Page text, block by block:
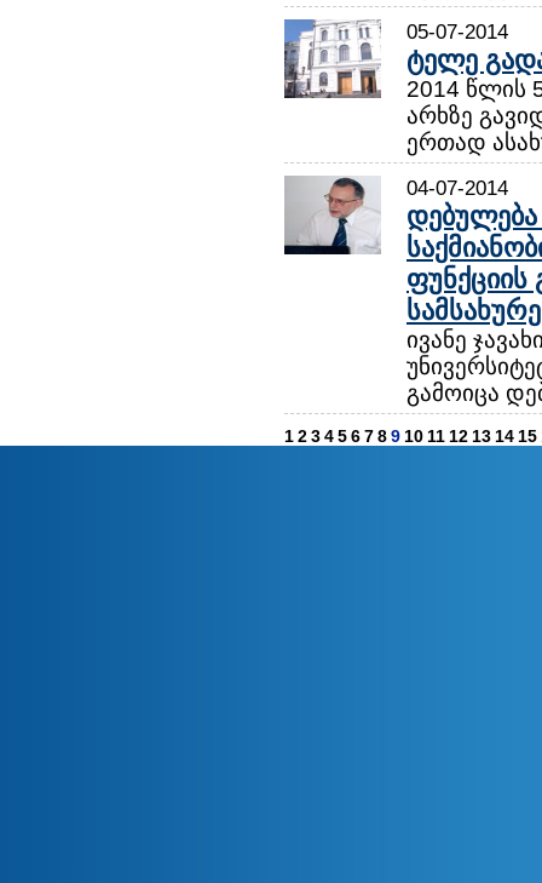
05-07-2014
ტელე
2014 წლის
არხზე
ერთად
04-07-2014
დებულება
ივანე
გამოიცა
123456789 10 11 12 13 14 15